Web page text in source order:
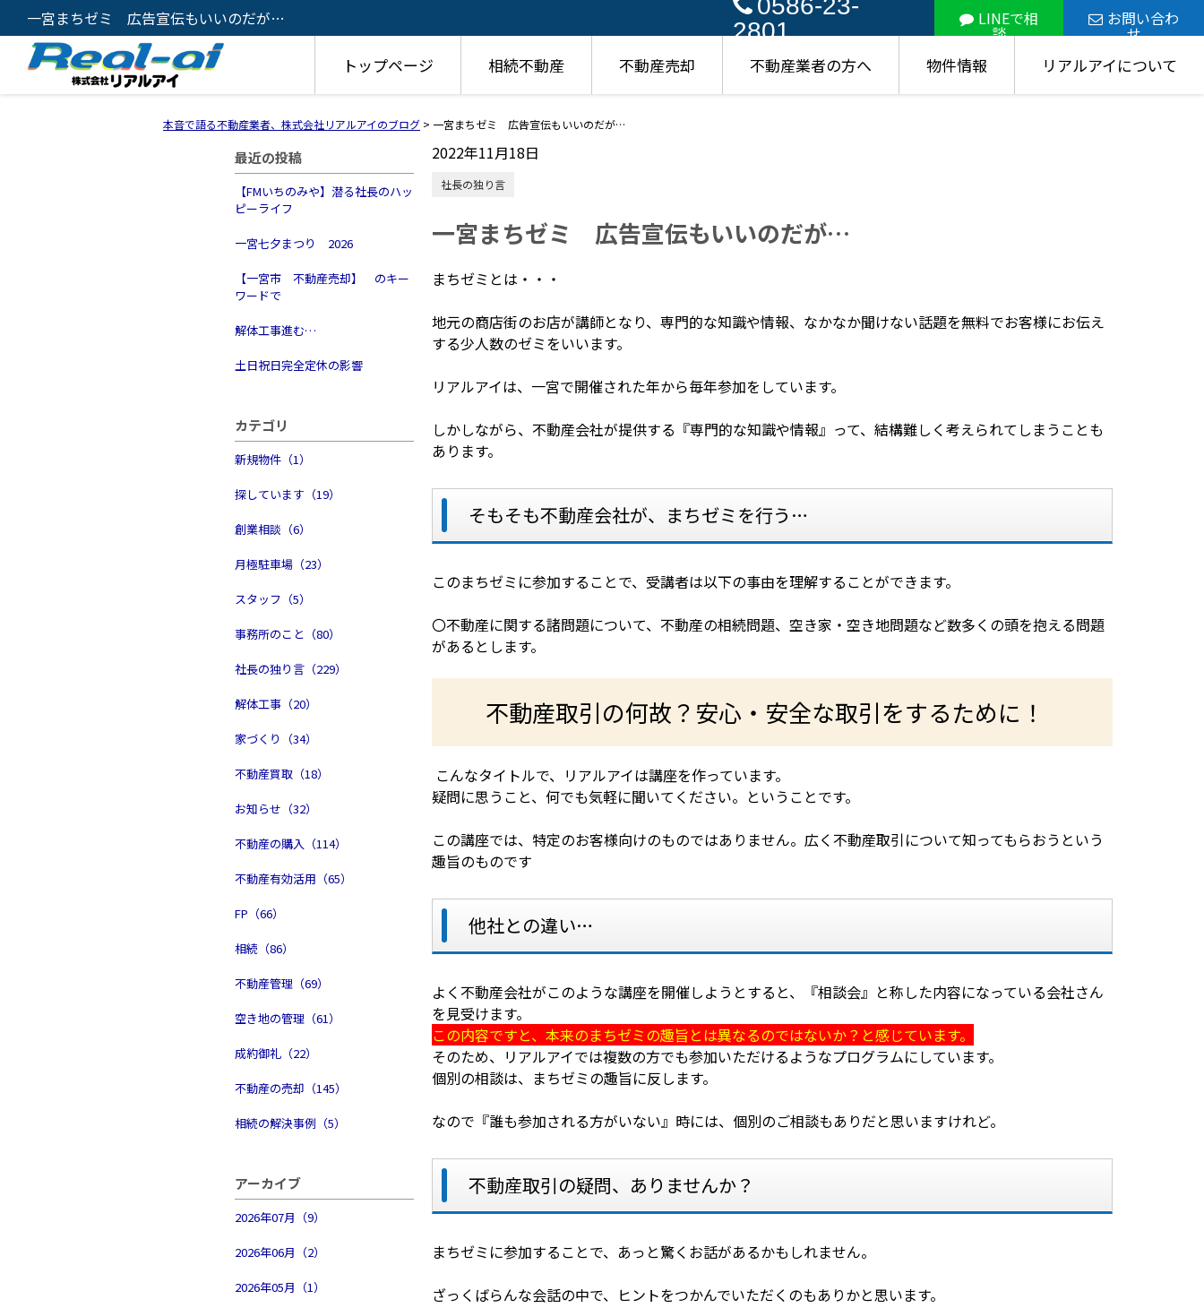
一宮まちゼミ 広告宣伝もいいのだが…
2801
LINEで相
談
お問い合わ
せ
トップページ 相続不動産 不動産売却 不動産業者の方へ 物件情報 リアルアイについて
本音で語る不動産業者、株式会社リアルアイのブログ > 一宮まちゼミ 広告宣伝もいいのだが…
最近の投稿
【FMいちのみや】潜る社長のハッ
ピーライフ
一宮七夕まつり 2026
【一宮市 不動産売却】 のキー
ワードで
解体工事進む…
土日祝日完全定休の影響
カテゴリ
新規物件（1）
探しています（19）
創業相談（6）
月極駐車場（23）
スタッフ（5）
事務所のこと（80）
社長の独り言（229）
解体工事（20）
家づくり（34）
不動産買取（18）
お知らせ（32）
不動産の購入（114）
不動産有効活用（65）
FP（66）
相続（86）
不動産管理（69）
空き地の管理（61）
成約御礼（22）
不動産の売却（145）
相続の解決事例（5）
アーカイブ
2026年07月（9）
2026年06月（2）
2026年05月（1）
2022年11月18日
社長の独り言
一宮まちゼミ 広告宣伝もいいのだが…
まちゼミとは・・・
地元の商店街のお店が講師となり、専門的な知識や情報、なかなか聞けない話題を無料でお客様にお伝え
する少人数のゼミをいいます。
リアルアイは、一宮で開催された年から毎年参加をしています。
しかしながら、不動産会社が提供する『専門的な知識や情報』って、結構難しく考えられてしまうことも
あります。
そもそも不動産会社が、まちゼミを行う…
このまちゼミに参加することで、受講者は以下の事由を理解することができます。
〇不動産に関する諸問題について、不動産の相続問題、空き家・空き地問題など数多くの頭を抱える問題
があるとします。
不動産取引の何故？安心・安全な取引をするために！
こんなタイトルで、リアルアイは講座を作っています。
疑問に思うこと、何でも気軽に聞いてください。ということです。
この講座では、特定のお客様向けのものではありません。広く不動産取引について知ってもらおうという
趣旨のものです
他社との違い…
よく不動産会社がこのような講座を開催しようとすると、『相談会』と称した内容になっている会社さん
を見受けます。
この内容ですと、本来のまちゼミの趣旨とは異なるのではないか？と感じています。
そのため、リアルアイでは複数の方でも参加いただけるようなプログラムにしています。
個別の相談は、まちゼミの趣旨に反します。
なので『誰も参加される方がいない』時には、個別のご相談もありだと思いますけれど。
不動産取引の疑問、ありませんか？
まちゼミに参加することで、あっと驚くお話があるかもしれません。
ざっくばらんな会話の中で、ヒントをつかんでいただくのもありかと思います。